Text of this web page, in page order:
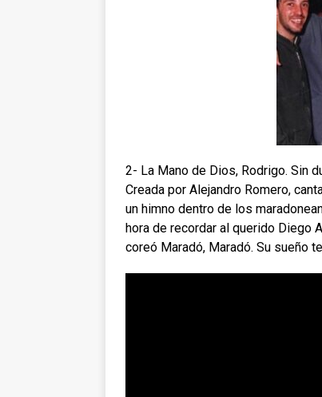
2- La Mano de Dios, Rodrigo. Sin
Creada por Alejandro Romero,
un himno dentro de los
hora de recordar al querido Diego
coreó Maradó, Maradó. Su sueño